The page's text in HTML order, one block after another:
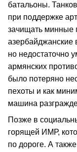
батальоны.
при поддержке
зачищать минные
азербайджанские
но недостаточно
армянских
было потеряно
пехоты и как
машина
Позже в
горящей ИМР,
по дороге. А